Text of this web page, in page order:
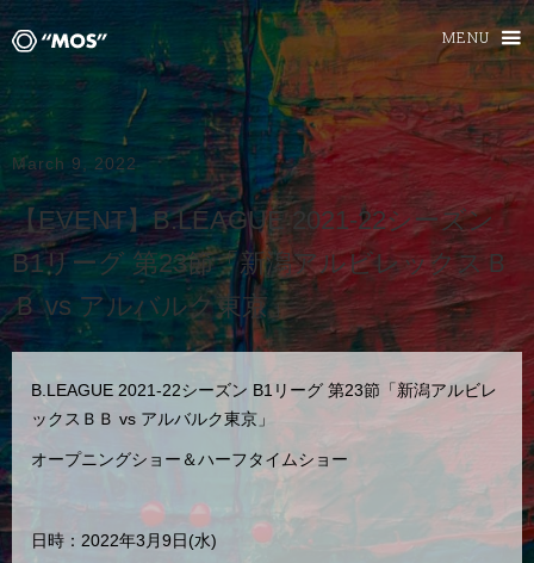
MENU
March 9, 2022
【EVENT】B.LEAGUE 2021-22シーズン
B1リーグ 第23節「新潟アルビレックスＢ
Ｂ vs アルバルク東京」
B.LEAGUE 2021-22シーズン B1リーグ 第23節「新潟アルビレ
ックスＢＢ vs アルバルク東京」
オープニングショー＆ハーフタイムショー
日時：2022年3月9日(水)